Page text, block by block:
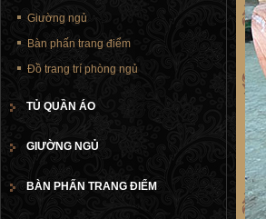
Giường ngủ
Bàn phấn trang điểm
Đồ trang trí phòng ngủ
TỦ QUẦN ÁO
GIƯỜNG NGỦ
BÀN PHẤN TRANG ĐIỂM